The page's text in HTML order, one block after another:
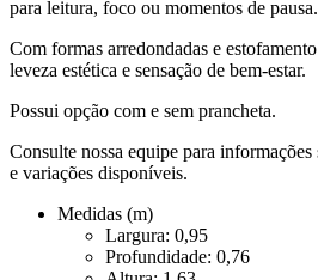
para leitura, foco ou momentos de pausa.
Com formas arredondadas e
leveza estética e sensação de bem-estar.
Possui opção com e sem prancheta.
Consulte nossa equipe para
e variações disponíveis.
Medidas (m)
Largura: 0,95
Profundidade: 0,76